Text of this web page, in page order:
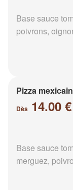
Base sauce
poivrons,
Pizza
Dès 14.00 €
Base sauce
merguez,